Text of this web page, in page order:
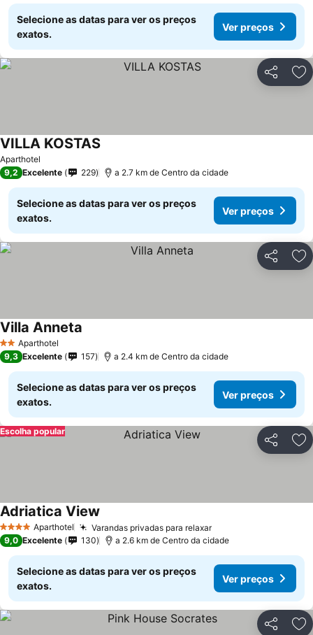
Selecione as datas para ver os preços
exatos.
Ver preços
Partilhar
Aparthotel
VILLA KOSTAS
9,2 Excelente 229 a 2.7 km de Centro da cidade
Selecione as datas para ver os preços
exatos.
Ver preços
Partilhar
2 EstrelasAparthotel
Villa Anneta
9,3 Excelente 157 a 2.4 km de Centro da cidade
Selecione as datas para ver os preços
exatos.
Ver preços
Partilhar
Escolha popular
4 EstrelasAparthotel Varandas privadas para relaxar
Adriatica View
9,0 Excelente 130 a 2.6 km de Centro da cidade
Selecione as datas para ver os preços
exatos.
Ver preços
Partilhar